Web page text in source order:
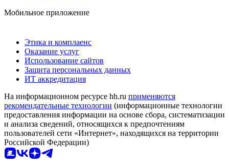
Мобильное приложение
Этика и комплаенс
Оказание услуг
Использование сайтов
Защита персональных данных
ИТ аккредитация
На информационном ресурсе hh.ru применяются
рекомендательные технологии (информационные технологии
предоставления информации на основе сбора, систематизации
и анализа сведений, относящихся к предпочтениям
пользователей сети «Интернет», находящихся на территории
Российской Федерации)